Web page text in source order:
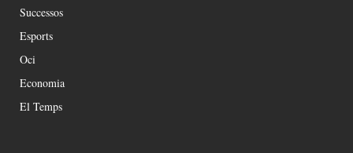
Successos
Esports
Oci
Economia
El Temps